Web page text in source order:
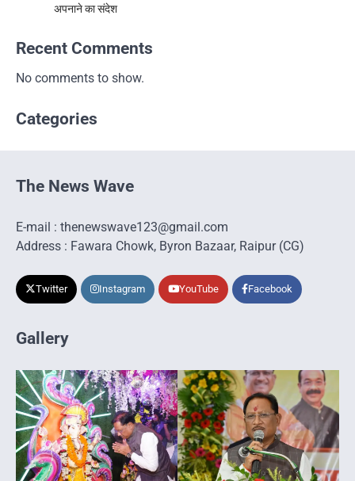
अपनाने का संदेश
Recent Comments
No comments to show.
Categories
The News Wave
E-mail : thenewswave123@gmail.com
Address : Fawara Chowk, Byron Bazaar, Raipur (CG)
Twitter Instagram YouTube Facebook
Gallery